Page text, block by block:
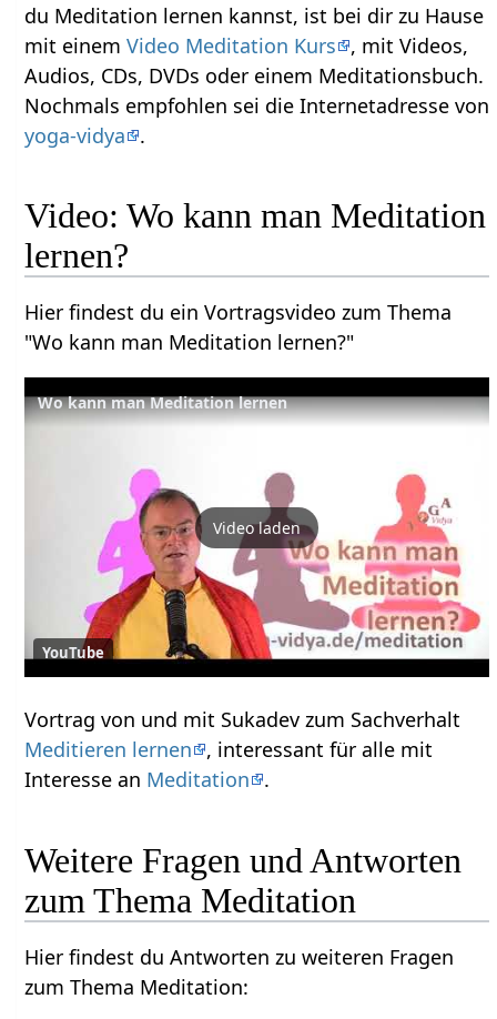
du Meditation lernen kannst, ist bei dir zu Hause
mit einemVideo Meditation Kurs
, mit Videos,
Audios, CDs, DVDs oder einem Meditationsbuch.
Nochmals empfohlen sei die Internetadresse von
yoga-vidya
.
Video: Wo kann man Meditation
lernen?
Hier findest du ein Vortragsvideo zum Thema
"Wo kann man Meditation lernen?"
Wo kann man Meditation lernen
Video laden
YouTube
Vortrag von und mit Sukadev zum Sachverhalt
Meditieren lernen
, interessant für alle mit
Interesse an Meditation .
Weitere Fragen und Antworten
zum Thema Meditation
Hier findest du Antworten zu weiteren Fragen
zum Thema Meditation: